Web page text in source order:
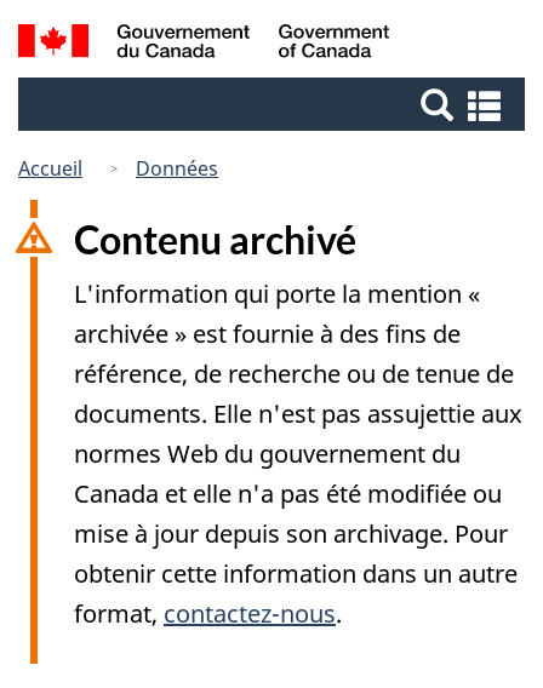
Passer
au
Passer
à
Canada
Recherche
et
et
Accueil Données
Contenu archivé
L'information qui porte la mention «
archivée » est fournie à des fins de
référence, de recherche ou de tenue de
documents. Elle n'est pas assujettie aux
normes Web du gouvernement du
Canada et elle n'a pas été modifiée ou
mise à jour depuis son archivage. Pour
obtenir cette information dans un autre
format, contactez-nous.